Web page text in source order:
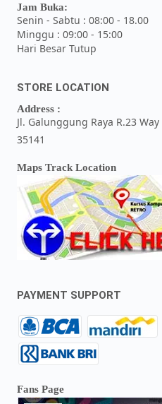
Jam Buka:
Senin - Sabtu : 08:00 - 18.00
Minggu : 09:00 - 15:00
Hari Besar Tutup
STORE LOCATION
Address :
Jl. Galunggung Raya R.23
35141
Maps Track Location
PAYMENT SUPPORT
Fans Page